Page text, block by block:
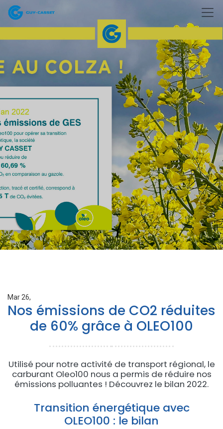
Mar 26,
Nos émissions de CO2 réduites
de 60% grâce à OLEO100
Utilisé pour notre activité de transport régional, le
carburant Oleo100 nous a permis de réduire nos
émissions polluantes ! Découvrez le bilan 2022.
Transition énergétique avec
OLEO100 : le bilan